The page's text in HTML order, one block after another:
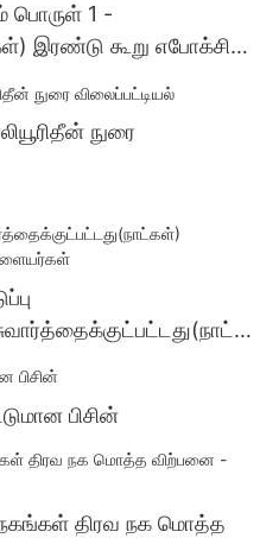
பொருள் 1 -
இரண்டு கூறு எபோக்சி
- ஷூட்
நுரை
சப்ளையர்கள்
பிசின்
நகங்கள் திரவ நக மொத்த